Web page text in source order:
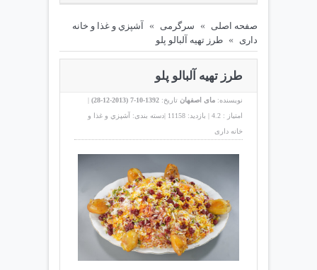
صفحه اصلی » سرگرمی »
آشپزي و غذا و خانه
داری » طرز تهیه آلبالو پلو
طرز تهیه آلبالو پلو
نویسنده: مای اصفهان تاریخ: 1392-10-7 (
2013-12-28
)
|
امتیاز : 4.2
| بازدید: 11158
|دسته بندی: آشپزي و غذا و
خانه داری